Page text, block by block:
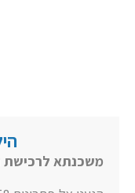
משכנתא